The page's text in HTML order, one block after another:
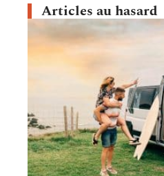
Articles au hasard